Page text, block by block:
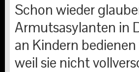
Schon wieder
Armutsasylanten in
an Kindern
weil sie nicht